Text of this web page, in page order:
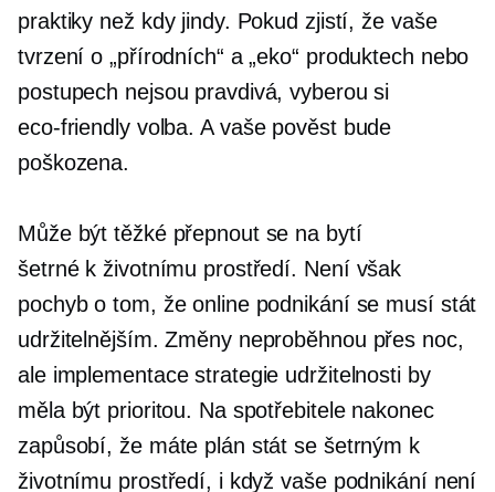
praktiky než kdy jindy. Pokud zjistí, že vaše
tvrzení o „přírodních“ a „eko“ produktech nebo
postupech nejsou pravdivá, vyberou si
eco-friendlyvolba. A vaše pověst bude
poškozena.
Může být těžké přepnout se na bytí
šetrné k životnímu prostředí. Není však
pochyb o tom, že online podnikání se musí stát
udržitelnějším. Změny neproběhnou přes noc,
ale implementace strategie udržitelnosti by
měla být prioritou. Na spotřebitele nakonec
zapůsobí, že máte plán stát se šetrným k
životnímu prostředí, i když vaše podnikání není